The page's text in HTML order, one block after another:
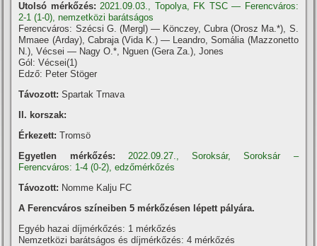
Utolsó mérkőzés: 2021.09.03., Topolya, FK TSC — Ferencváros:
2-1 (1-0), nemzetközi barátságos
Ferencváros: Szécsi G. (Mergl) — Könczey, Cubra (Orosz Ma.*), S.
Mmaee (Arday), Cabraja (Vida K.) — Leandro, Somália (Mazzonetto
N.), Vécsei — Nagy O.*, Nguen (Gera Za.), Jones
Gól: Vécsei(1)
Edző: Peter Stöger
Távozott: Spartak Trnava
II. korszak:
Érkezett: Tromsö
Egyetlen mérkőzés:
2022.09.27., Soroksár, Soroksár –
Ferencváros: 1-4 (0-2), edzőmérkőzés
Távozott: Nomme Kalju FC
A Ferencváros szí­neiben 5 mérkőzésen lépett pályára.
Egyéb hazai dí­jmérkőzés: 1 mérkőzés
Nemzetközi barátságos és dí­jmérkőzés: 4 mérkőzés